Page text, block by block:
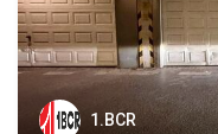
1.BCR